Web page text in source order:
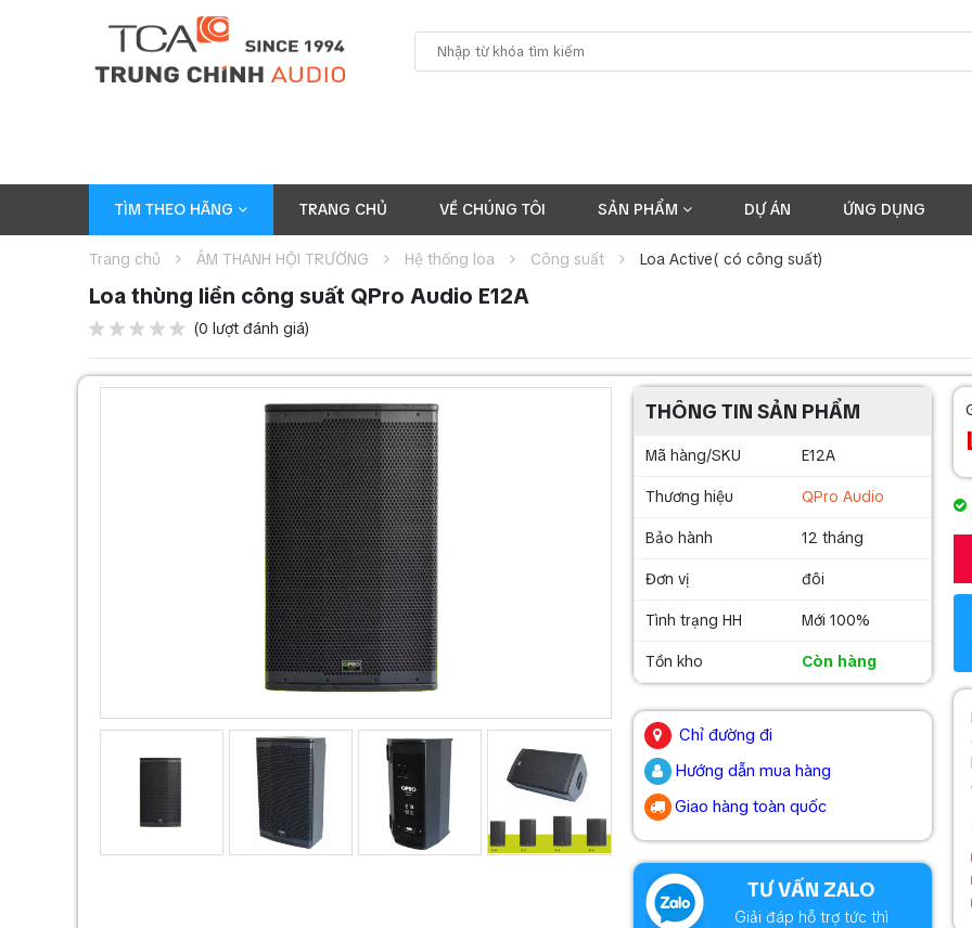
TÌM THEO HÃNG TRANG CHỦ VỀ CHÚNG TÔI SẢN PHẨM DỰ ÁN ỨNG DỤNG
Trang chủ ÂM THANH HỘI TRƯỜNG Hệ thống loa Công suất Loa Active( có công suất)
Loa thùng liền công suất QPro Audio E12A
(0 lượt đánh giá)
THÔNG TIN SẢN PHẨM
Mã hàng/SKU E12A
Thương hiệu QPro Audio
Bảo hành 12 tháng
Đơn vị đôi
Tình trạng HH Mới 100%
Tồn kho
Còn hàng
Chỉ đường đi
Hướng dẫn mua hàng
Giao hàng toàn quốc
TƯ VẤN ZALO
Giải đáp hỗ trợ tức thì